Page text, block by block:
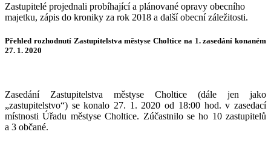
Zastupitelé projednali probíhající a plánované opravy obecního
majetku, zápis do kroniky za rok 2018 a další obecní záležitosti.
Přehled rozhodnutí Zastupitelstva městyse Choltice na 1. zasedání konaném
27. 1. 2020
Zasedání Zastupitelstva městyse Choltice (dále jen jako
„zastupitelstvo“) se konalo 27. 1. 2020 od 18:00 hod. v zasedací
místnosti Úřadu městyse Choltice. Zúčastnilo se ho 10 zastupitelů
a 3 občané.